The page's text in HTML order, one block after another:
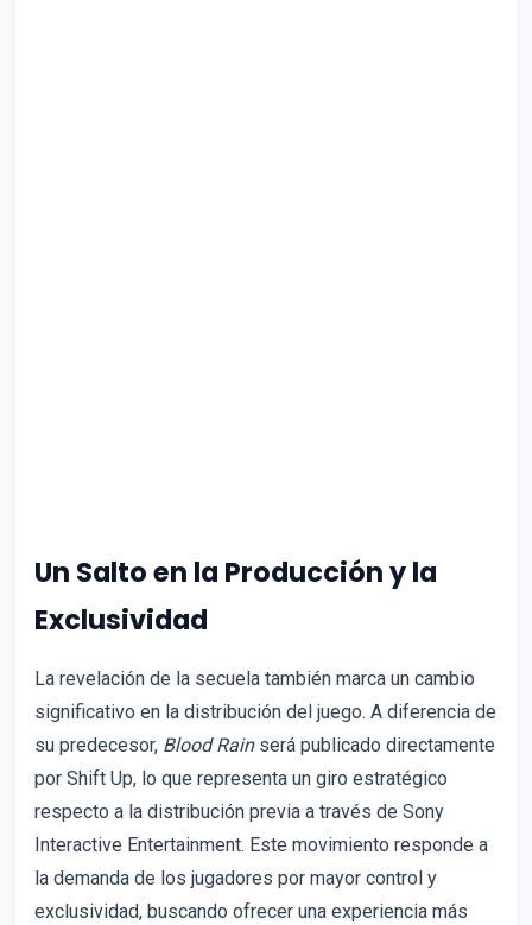
Un Salto en la Producción y la
Exclusividad
La revelación de la secuela también marca un cambio
significativo en la distribución del juego. A diferencia de
su predecesor, Blood Rainserá publicado directamente
por Shift Up, lo que representa un giro estratégico
respecto a la distribución previa a través de Sony
Interactive Entertainment. Este movimiento responde a
la demanda de los jugadores por mayor control y
exclusividad, buscando ofrecer una experiencia más